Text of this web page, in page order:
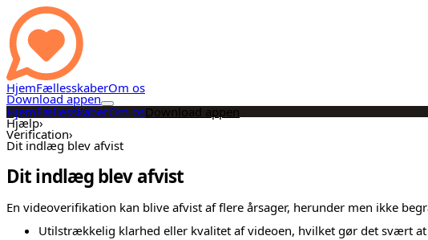
HjemFællesskaberOm os
Download appen
HjemFællesskaberOm osDownload appen
Hjælp›
Verification›
Dit indlæg blev afvist
Dit indlæg blev afvist
En videoverifikation kan blive afvist af flere årsager, herunder men ikke
Utilstrækkelig klarhed eller kvalitet af videoen, hvilket gør det svært